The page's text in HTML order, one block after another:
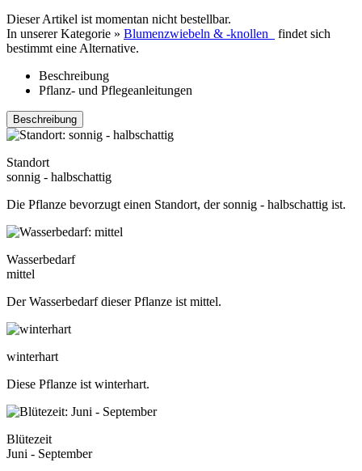
Dieser Artikel ist momentan nicht bestellbar.
In unserer Kategorie » Blumenzwiebeln & -knollen
findet sich
bestimmt eine Alternative.
Beschreibung
Pflanz- und Pflegeanleitungen
Beschreibung
Standort
sonnig - halbschattig
Die Pflanze bevorzugt einen Standort, der sonnig - halbschattig ist.
Wasserbedarf
mittel
Der Wasserbedarf dieser Pflanze ist mittel.
winterhart
Diese Pflanze ist winterhart.
Blütezeit
Juni - September